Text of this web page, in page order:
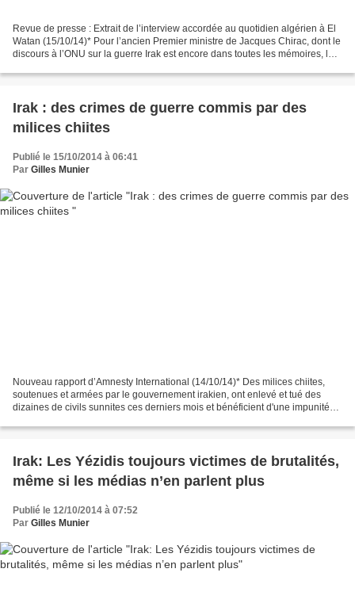
Revue de presse : Extrait de l’interview accordée au quotidien algérien à El
Watan (15/10/14)* Pour l’ancien Premier ministre de Jacques Chirac, dont le
discours à l’ONU sur la guerre Irak est encore dans toutes les mémoires, le
Irak : des crimes de guerre commis par des
milices chiites
Publié le 15/10/2014 à 06:41
Par Gilles Munier
Nouveau rapport d’Amnesty International (14/10/14)* Des milices chiites,
soutenues et armées par le gouvernement irakien, ont enlevé et tué des
dizaines de civils sunnites ces derniers mois et bénéficient d'une impunité
Irak: Les Yézidis toujours victimes de brutalités,
même si les médias n’en parlent plus
Publié le 12/10/2014 à 07:52
Par Gilles Munier